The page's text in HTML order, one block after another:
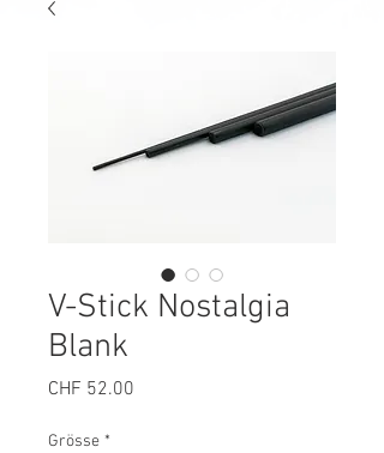
V-Stick Nostalgia
Blank
CHF 52.00
Grösse *